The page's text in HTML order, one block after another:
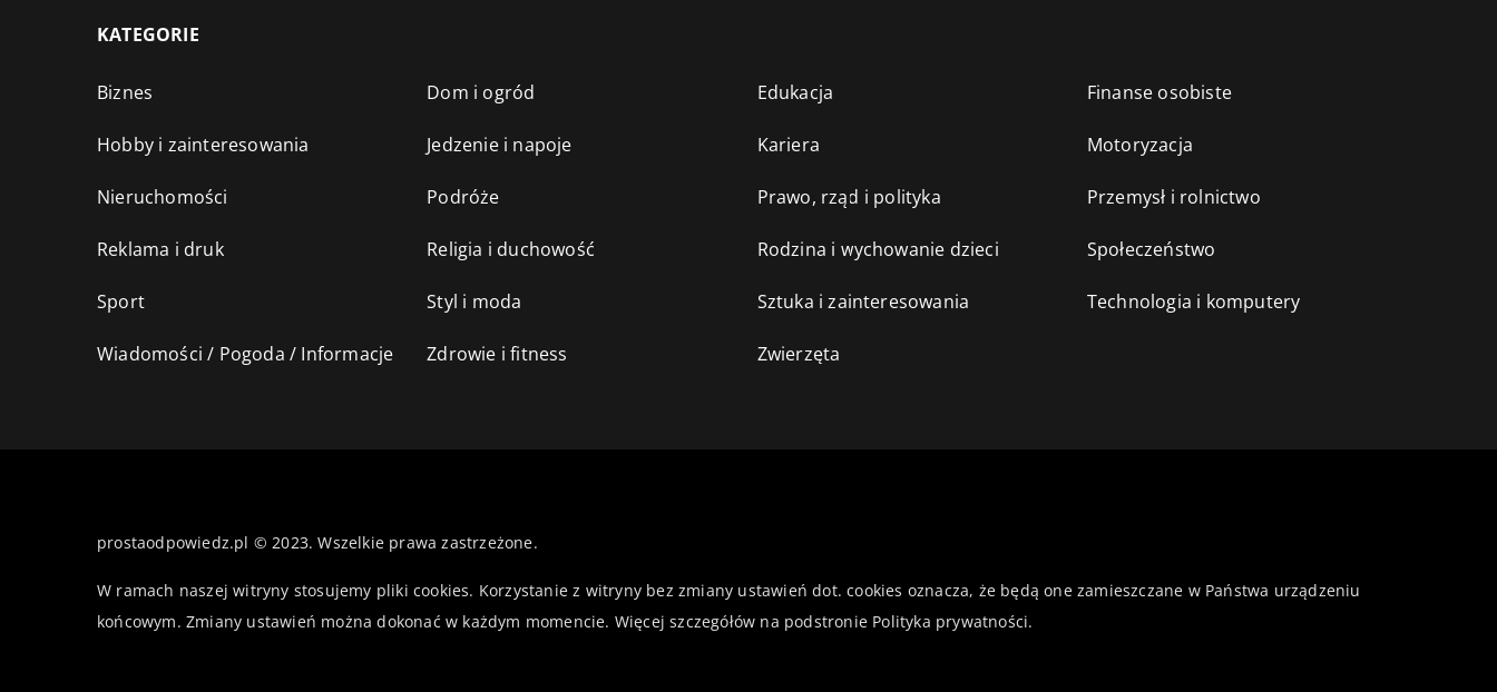
KATEGORIE
Biznes Dom i ogród Edukacja Finanse osobiste
Hobby i zainteresowania Jedzenie i napoje Kariera Motoryzacja
Nieruchomości Podróże Prawo, rząd i polityka Przemysł i rolnictwo
Reklama i druk Religia i duchowość Rodzina i wychowanie dzieci Społeczeństwo
Sport Styl i moda Sztuka i zainteresowania Technologia i komputery
Wiadomości / Pogoda / Informacje Zdrowie i fitness Zwierzęta
prostaodpowiedz.pl © 2023. Wszelkie prawa zastrzeżone.
W ramach naszej witryny stosujemy pliki cookies. Korzystanie z witryny bez zmiany ustawień dot. cookies oznacza, że będą one zamieszczane w Państwa urządzeniu
końcowym. Zmiany ustawień można dokonać w każdym momencie. Więcej szczegółów na podstronie Polityka prywatności.